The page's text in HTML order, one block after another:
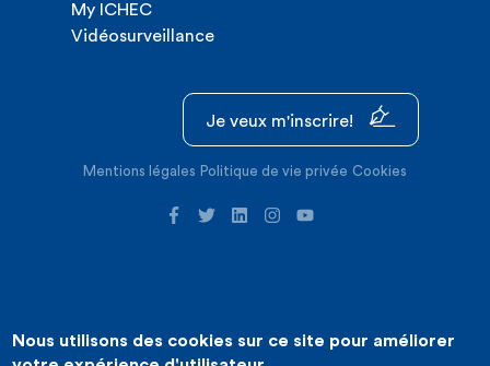
My ICHEC
Vidéosurveillance
Je veux m'inscrire!
Mentions légales Politique de vie privée Cookies
©2026 ICHEC |Création de site internet : Expansion
Nous utilisons des cookies sur ce site pour améliorer